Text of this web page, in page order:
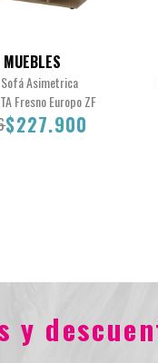
Asimetrica
Fresno Europo ZF
$227.900
y